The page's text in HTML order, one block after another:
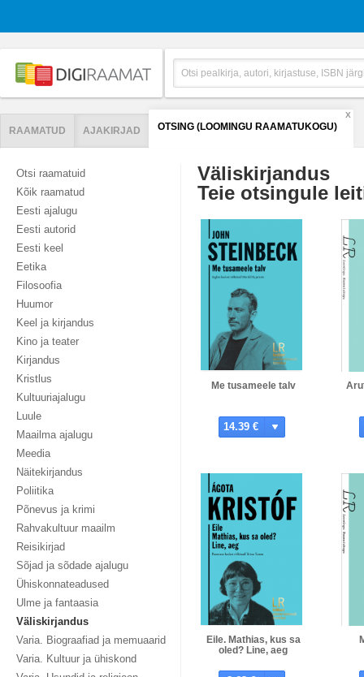
RAAMATUD AJAKIRJAD OTSING (LOOMINGU RAAMATUKOGU)
X
Otsi raamatuid
Kõik raamatud
Eesti ajalugu
Eesti autorid
Eesti keel
Eetika
Filosoofia
Huumor
Keel ja kirjandus
Kino ja teater
Kirjandus
Kristlus
Kultuuriajalugu
Luule
Maailma ajalugu
Meedia
Näitekirjandus
Poliitika
Põnevus ja krimi
Rahvakultuur maailm
Reisikirjad
Sõjad ja sõdade ajalugu
Ühiskonnateadused
Ulme ja fantaasia
Väliskirjandus
Varia. Biograafiad ja memuaarid
Varia. Kultuur ja ühiskond
Väliskirjandus
Teie otsingule
Me tusameele talv
14.39 €
Eile. Mathias, kus sa
oled? Line, aeg